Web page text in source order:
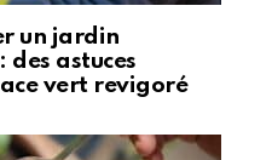
un jardin
astuces
vert revigoré